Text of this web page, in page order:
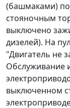
(башмаками)
стояночным
выключено
дизелей). На
"Двигатель не
Обслуживание
выключенном